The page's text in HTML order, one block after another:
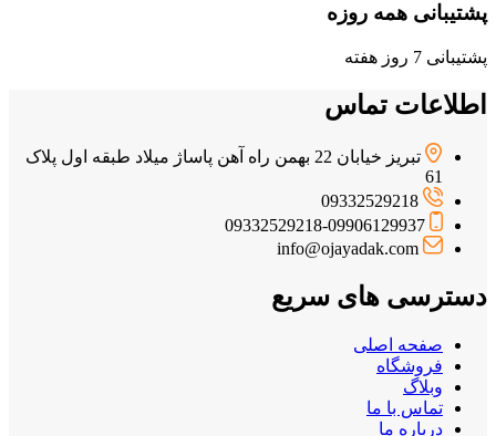
پشتیبانی همه روزه
پشتیبانی 7 روز هفته
اطلاعات تماس
تبریز خیابان 22 بهمن راه آهن پاساژ میلاد طبقه اول پلاک
61
09332529218
09332529218-09906129937
info@ojayadak.com
دسترسی های سریع
صفحه اصلی
فروشگاه
وبلاگ
تماس با ما
درباره ما